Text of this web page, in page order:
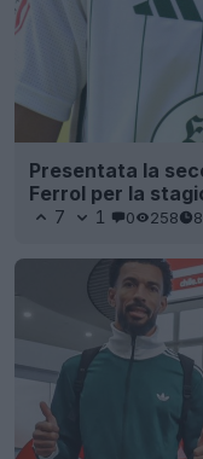
Presentata la
Ferrol per la
7 1 0 258